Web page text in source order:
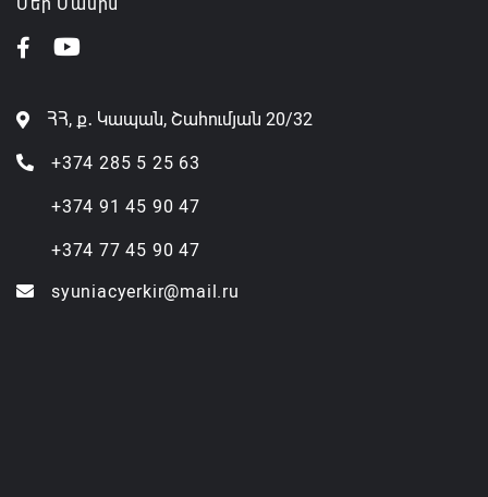
ՀՀ, ք․ Կապան, Շահումյան 20/32
+374 285 5 25 63
+374 91 45 90 47
+374 77 45 90 47
syuniacyerkir@mail.ru